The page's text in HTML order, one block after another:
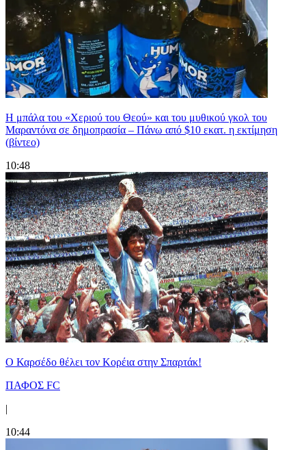
Η μπάλα του «Χεριού του Θεού» και του μυθικού γκολ του
Μαραντόνα σε δημοπρασία – Πάνω από $10 εκατ. η εκτίμηση
(βίντεο)
10:48
Ο Καρσέδο θέλει τον Κορέια στην Σπαρτάκ!
ΠΑΦΟΣ FC
|
10:44